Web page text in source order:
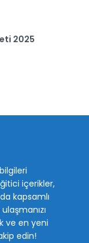
2025
içerikler,
kapsamlı
ve en yeni
edin!